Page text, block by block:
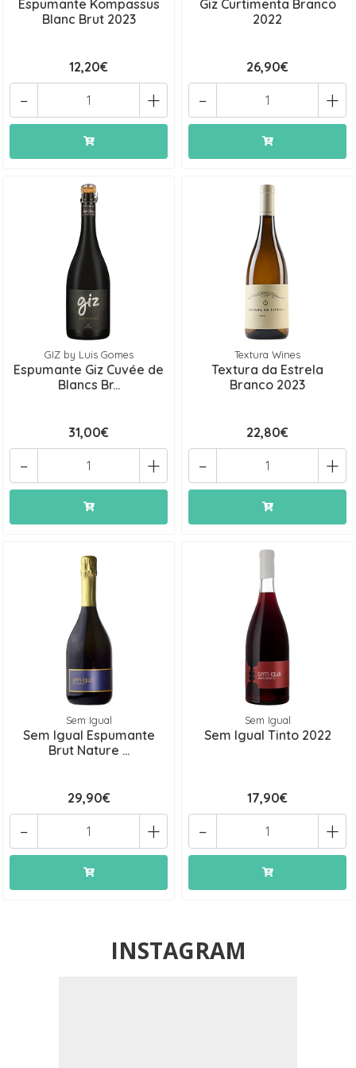
Espumante Kompassus
Blanc Brut 2023
12,20€
+
-
Giz Curtimenta Branco
2022
26,90€
+
-
GIZ by Luis Gomes
Espumante Giz Cuvée de
Blancs Br...
31,00€
+
-
Textura Wines
Textura da Estrela
Branco 2023
22,80€
+
-
Sem Igual
Sem Igual Espumante
Brut Nature ...
29,90€
+
-
Sem Igual
Sem Igual Tinto 2022
17,90€
+
-
INSTAGRAM